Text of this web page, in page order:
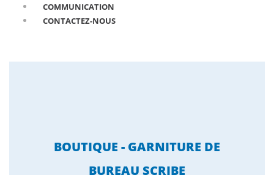
COMMUNICATION
CONTACTEZ-NOUS
BOUTIQUE - GARNITURE DE
BUREAU SCRIBE